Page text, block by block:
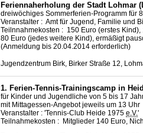
Feriennaherholung der Stadt Lohmar
dreiwöchiges Sommerferien-Programm für
Veranstalter : Amt für Jugend, Familie und
Teilnnahmekosten : 150 Euro (erstes Kind),
80 Euro (jedes weitere Kind), ermäßigt
(Anmeldung bis 20.04.2014 erforderlich)
Jugendzentrum Birk, Birker Straße 12,
1. Ferien-Tennis-Trainingscamp in
für Kinder und Jugendliche von 5 bis 17
mit Mittagessen-Angebot jeweils um 13 Uhr
Veranstalter : 'Tennis-Club Heide 1975 e.V.'
Teilnahmekosten : Mitglieder 140 Euro,